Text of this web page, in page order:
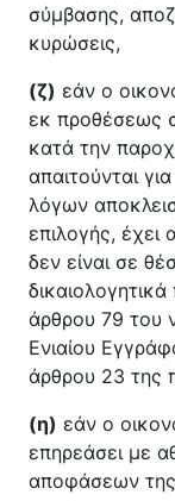
σύμβασης,
κυρώσεις,
(ζ) εάν ο
εκ προθέσεως
κατά την
απαιτούνται
λόγων
επιλογής, έχει
δεν είναι σε
άρθρου 79 του
Ενιαίου
άρθρου 23 της
(η) εάν ο
επηρεάσει με
αποφάσεων